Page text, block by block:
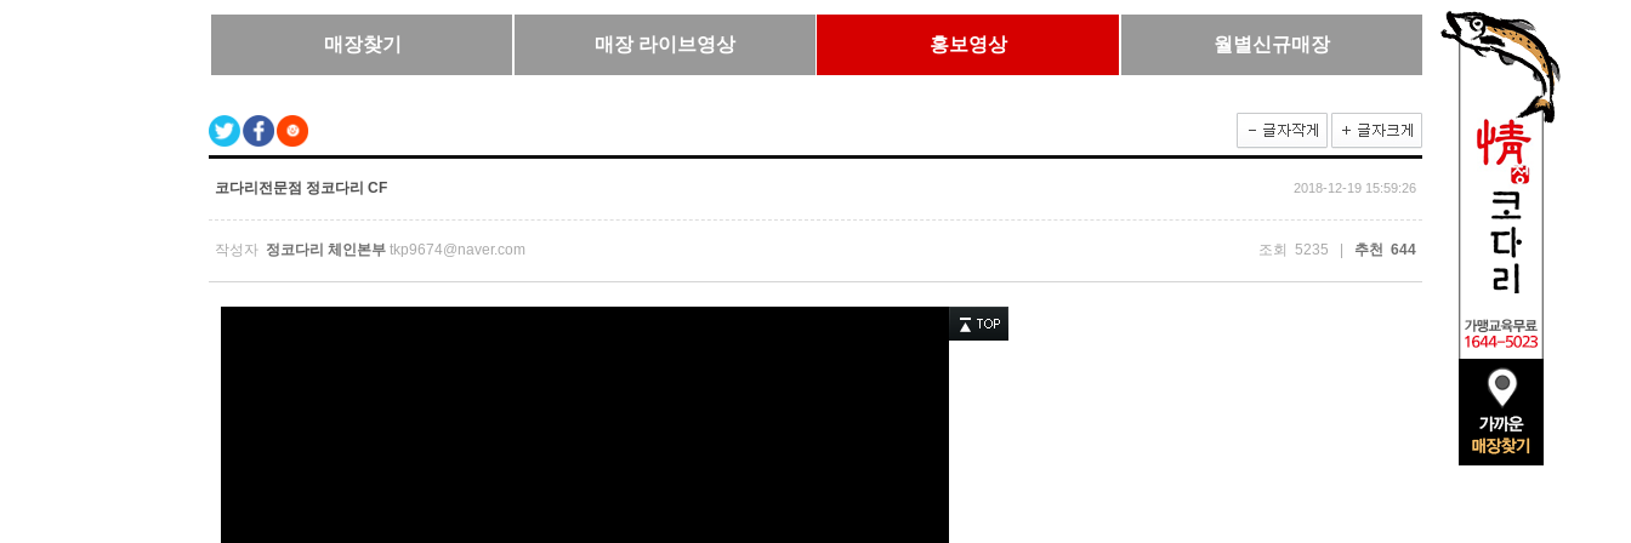
매장찾기 매장 라이브영상 홍보영상 월별신규매장
코다리전문점 정코다리 CF 2018-12-19 15:59:26
작성자 정코다리 체인본부 tkp9674@naver.com 조회 5235 | 추천 644